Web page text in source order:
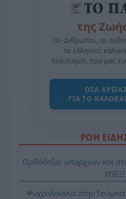
της
Οι άνθρωποι, οι
το ελληνικό
πολιτισμός που μας
ΌΣΑ
ΓΙΑ ΤΟ
ΡΟΗ
Ορθόδοξοι υπάρχουν και
ΥΠΕΞ!
Ψυχρολουσία στην